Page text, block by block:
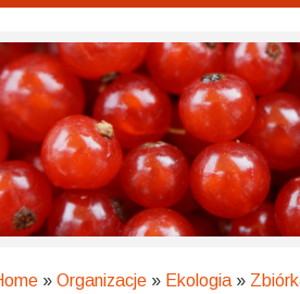
» Organizacje » Ekologia »